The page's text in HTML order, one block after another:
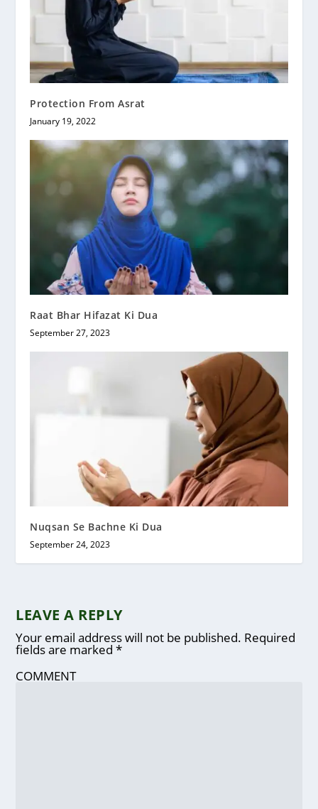
Protection From Asrat
January 19, 2022
Raat Bhar Hifazat Ki Dua
September 27, 2023
Nuqsan Se Bachne Ki Dua
September 24, 2023
LEAVE A REPLY
Your email address will not be published. Required
fields are marked*
COMMENT